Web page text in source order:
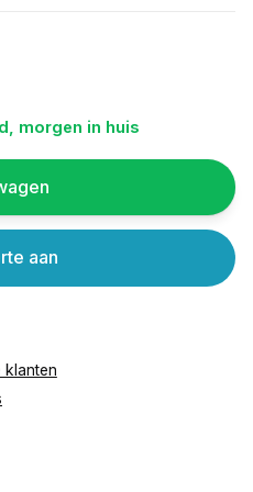
morgen in huis
aan
klanten